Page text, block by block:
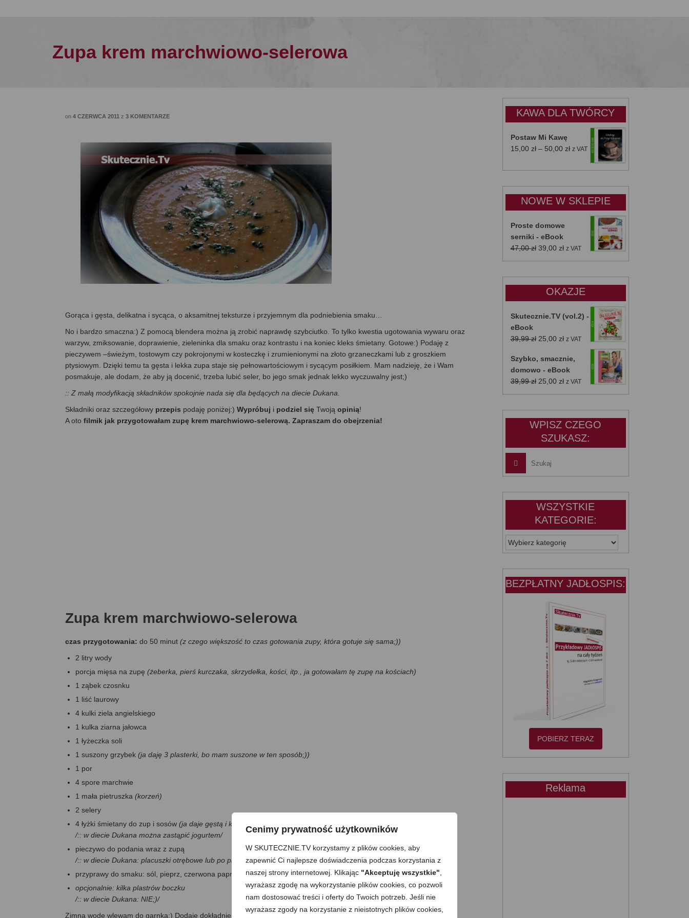
Cenimy prywatność użytkowników
W SKUTECZNIE.TV korzystamy z plików cookies, aby
zapewnić Ci najlepsze doświadczenia podczas korzystania z
naszej strony internetowej. Klikając "Akceptuję wszystkie"
wyrażasz zgodę na wykorzystanie plików cookies, co pozwoli
nam dostosować treści i oferty do Twoich potrzeb. Jeśli nie
wyrażasz zgody na korzystanie z nieistotnych plików cookies,
Zupa krem marchwiowo-selerowa
on 4 CZERWCA 2011 z 3 KOMENTARZE
Gorąca i gęsta, delikatna i sycąca, o aksamitnej teksturze i przyjemnym dla podniebienia smaku…
No i bardzo smaczna:) Z pomocą blendera można ją zrobić naprawdę szybciutko. To tylko kwestia ugotowania wywaru oraz
warzyw, zmiksowanie, doprawienie, zieleninka dla smaku oraz kontrastu i na koniec kleks śmietany. Gotowe:) Podaję z
pieczywem –świeżym, tostowym czy pokrojonymi w kosteczkę i zrumienionymi na złoto grzaneczkami lub z groszkiem
ptysiowym. Dzięki temu ta gęsta i lekka zupa staje się pełnowartościowym i sycącym posiłkiem. Mam nadzieję, że i Wam
posmakuje, ale dodam, że aby ją docenić, trzeba lubić seler, bo jego smak jednak lekko wyczuwalny jest;)
:: Z małą modyfikacją składników spokojnie nada się dla będących na diecie Dukana.
Składniki oraz szczegółowy przepis podaję poniżej:) Wypróbuj i podziel się Twoją opinią!
A oto filmik jak przygotowałam zupę krem marchwiowo-selerową. Zapraszam do obejrzenia!
Zupa krem marchwiowo-selerowa
czas przygotowania: do 50 minut (z czego większość to czas gotowania zupy, która gotuje się sama;))
2 litry wody
porcja mięsa na zupę (żeberka, pierś kurczaka, skrzydełka, kości, itp., ja gotowałam tę zupę na kościach)
1 ząbek czosnku
1 liść laurowy
4 kulki ziela angielskiego
1 kulka ziarna jałowca
1 łyżeczka soli
1 suszony grzybek (ja daję 3 plasterki, bo mam suszone w ten sposób;))
1 por
4 spore marchwie
1 mała pietruszka (korzeń)
2 selery
4 łyżki śmietany do zup i sosów (ja daje gęstą i kwaśną)
/:: w diecie Dukana można zastąpić jogurtem/
pieczywo do podania wraz z zupą
/:: w diecie Dukana: placuszki otrębowe lub po prostu bez dodatków;)/
przyprawy do smaku: sól, pieprz, czerwona papryka w proszku
opcjonalnie: kilka plastrów boczku
/:: w diecie Dukana: NIE;)/
Zimną wodę wlewam do garnka:) Dodaję dokładnie opłukane mięso, nacięty u nasady ząbek czosnku(łatwiej uwolni
KAWA DLA TWÓRCY
Postaw Mi Kawę
15,00 zł – 50,00 złZakres
od
do
50,00 zł
z VAT
NOWE W SKLEPIE
Proste domowe
serniki - eBook
47,00zł Pierwotna
cena
39,00 złAktualna
cena
z VAT
OKAZJE
Skutecznie.TV (vol.2) -
eBook
39,99zł Pierwotna
wynosiła:
39,99 zł.
25,00 złAktualna
wynosi:
25,00 zł.
z VAT
Szybko, smacznie,
domowo - eBook
39,99zł Pierwotna
cena
25,00 złAktualna
cena
z VAT
WPISZ CZEGO
SZUKASZ:
WSZYSTKIE
KATEGORIE:
WSZYSTKIE
KATEGORIE:
BEZPŁATNY JADŁOSPIS:
POBIERZ TERAZ
Reklama